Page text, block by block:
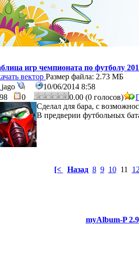
игр чемпионата по футболу
вектор Размер файла: 2.73 МБ
jago
10/06/2014 8:58
98
0 0.00 (0 голосов)
Сделал для бара, с
В предверии футбольных
[< Назад 8 9 1011
myAlbum-P 2.9